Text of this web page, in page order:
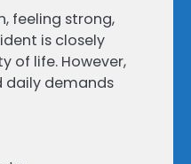
feeling strong,
is closely
of life. However,
daily demands